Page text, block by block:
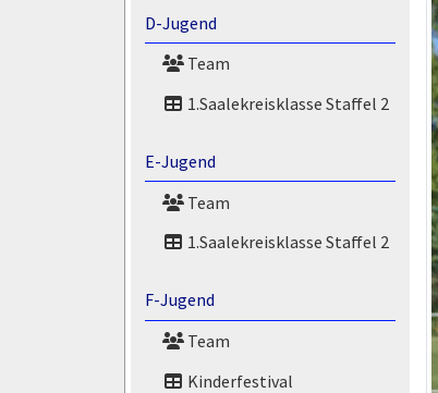
D-Jugend
Team
1.Saalekreisklasse Staffel 2
E-Jugend
Team
1.Saalekreisklasse Staffel 2
F-Jugend
Team
Kinderfestival